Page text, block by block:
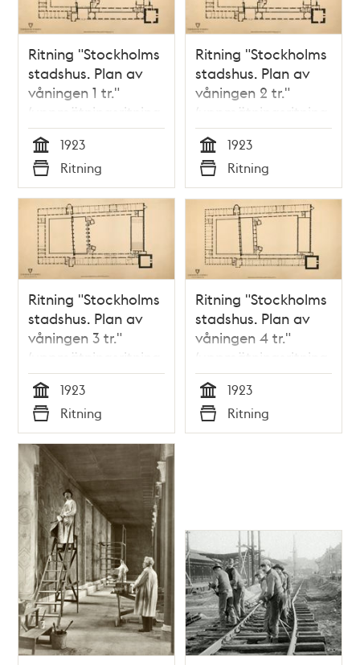
Ritning "Stockholms
stadshus. Plan av
våningen 1 tr."
(uppmätningsritning
1923)
Tid
1923
Typ
Ritning
Ritning "Stockholms
stadshus. Plan av
våningen 2 tr."
(uppmätningsritning
1923)
Tid
1923
Typ
Ritning
Ritning "Stockholms
stadshus. Plan av
våningen 3 tr."
(uppmätningsritning
1923)
Tid
1923
Typ
Ritning
Ritning "Stockholms
stadshus. Plan av
våningen 4 tr."
(uppmätningsritning
1923)
Tid
1923
Typ
Ritning